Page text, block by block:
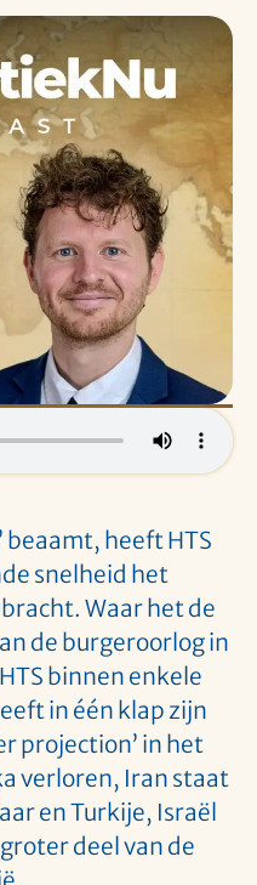
beaamt, heeft HTS
snelheid het
Waar het de
de burgeroorlog in
binnen enkele
in één klap zijn
projection’ in het
verloren, Iran staat
en Turkije, Israël
deel van de